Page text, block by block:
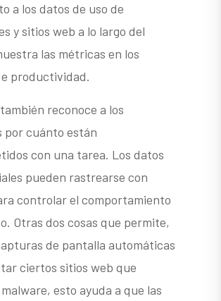
a los datos de uso de
y sitios web a lo largo del
las métricas en los
productividad.
reconoce a los
por cuánto están
con una tarea. Los datos
pueden rastrearse con
controlar el comportamiento
Otras dos cosas que permite,
de pantalla automáticas
ciertos sitios web que
esto ayuda a que las